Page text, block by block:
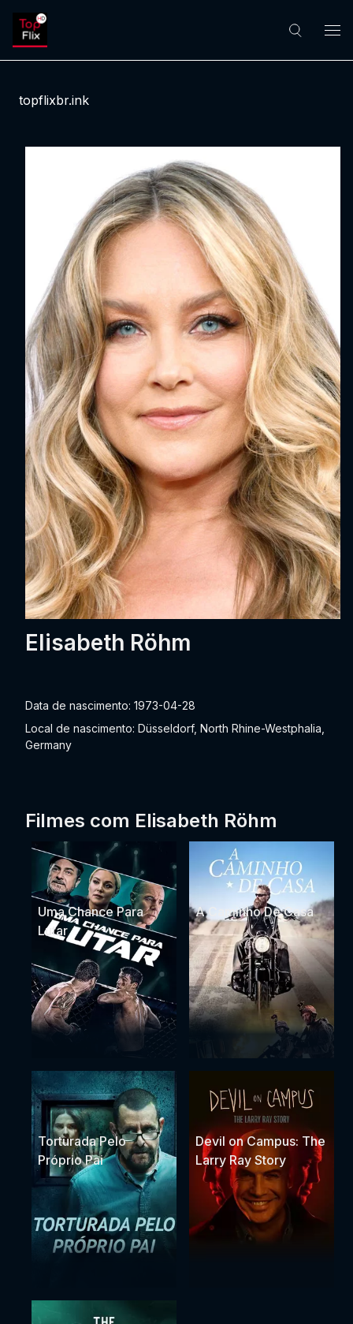
topflixbr.ink
Elisabeth Röhm
Data de nascimento: 1973-04-28
Local de nascimento: Düsseldorf, North Rhine-Westphalia,
Germany
Filmes com Elisabeth Röhm
Uma Chance Para
Lutar
A Caminho De Casa
Torturada Pelo
Próprio Pai
Devil on Campus: The
Larry Ray Story